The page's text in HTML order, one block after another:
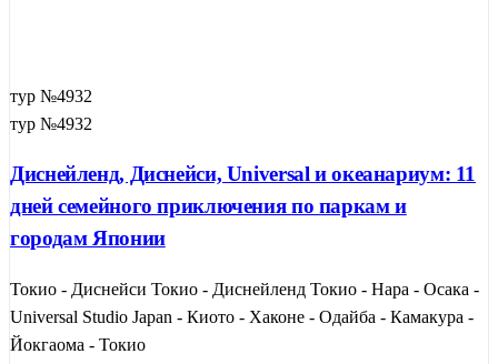
тур №4932
тур №4932
Диснейленд, Диснейси, Universal и океанариум: 11
дней семейного приключения по паркам и
городам Японии
Токио - Диснейси Токио - Диснейленд Токио - Нара - Осака -
Universal Studio Japan - Киото - Хаконе - Одайба - Камакура -
Йокгаома - Токио